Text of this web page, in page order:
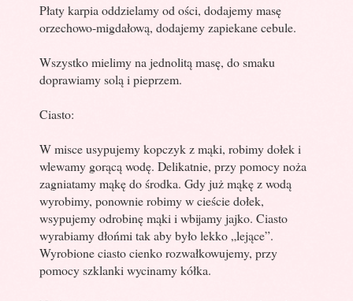
Płaty karpia oddzielamy od ości, dodajemy masę
orzechowo-migdałową, dodajemy zapiekane cebule.
Wszystko mielimy na jednolitą masę, do smaku
doprawiamy solą i pieprzem.
Ciasto:
W misce usypujemy kopczyk z mąki, robimy dołek i
wlewamy gorącą wodę. Delikatnie, przy pomocy noża
zagniatamy mąkę do środka. Gdy już mąkę z wodą
wyrobimy, ponownie robimy w cieście dołek,
wsypujemy odrobinę mąki i wbijamy jajko. Ciasto
wyrabiamy dłońmi tak aby było lekko „lejące”.
Wyrobione ciasto cienko rozwałkowujemy, przy
pomocy szklanki wycinamy kółka.